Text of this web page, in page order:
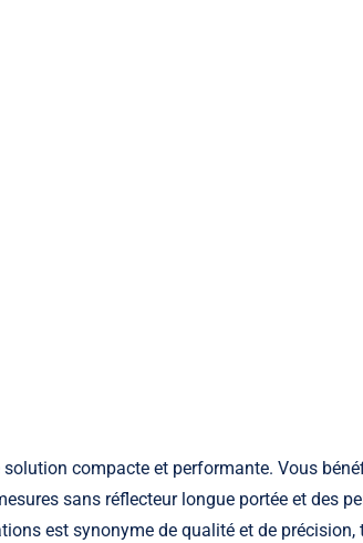
compacte et performante. Vous
sans réflecteur longue portée et des
est synonyme de qualité et de